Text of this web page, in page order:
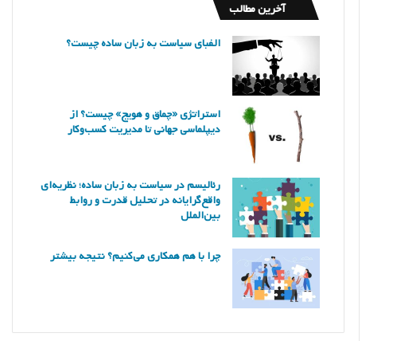
آخرین مطالب
الفبای سیاست به زبان ساده چیست؟
استراتژی «چماق و هویج» چیست؟ از
دیپلماسی جهانی تا مدیریت کسب‌وکار
رئالیسم در سیاست به زبان ساده؛ نظریه‌ای
واقع‌گرایانه در تحلیل قدرت و روابط
بین‌الملل
چرا با هم همکاری می‌کنیم؟ نتیجه بیشتر